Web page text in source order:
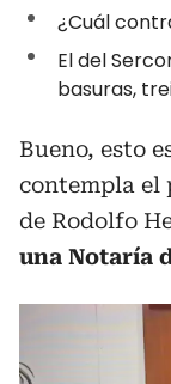
¿Cuál
El del
basuras,
Bueno, esto
contempla el
de Rodolfo
una Notaría